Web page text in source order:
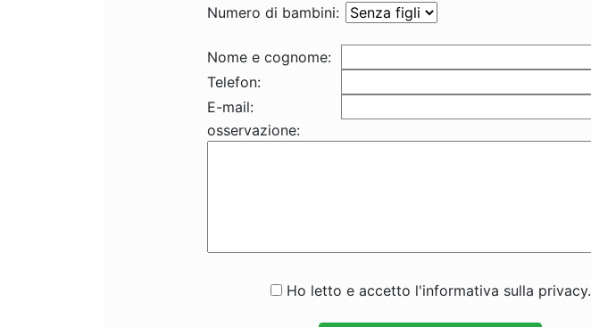
Numero di bambini:
Nome e cognome:
Telefon:
E-mail:
osservazione:
Ho letto e accetto l'informativa sulla privacy.